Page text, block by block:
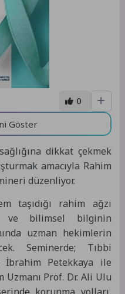
0
Göster
dikkat çekmek
amacıyla Rahim
düzenliyor.
taşıdığı rahim ağzı
ve bilimsel bilginin
uzman hekimlerin
Seminerde; Tıbbi
İbrahim Petekkaya ile
Uzmanı Prof. Dr. Ali Ulu